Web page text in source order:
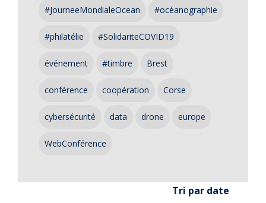
#JourneeMondialeOcean #océanographie
#philatélie #SolidariteCOVID19
événement #timbre Brest
conférence coopération Corse
cybersécurité data drone europe
WebConférence
Tri par date